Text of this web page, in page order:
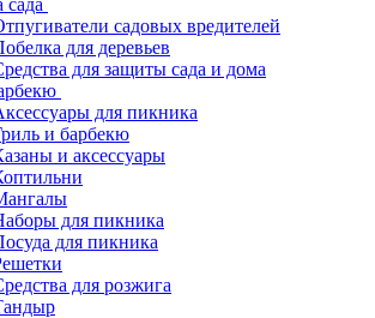
садовых вредителей
для деревьев
для защиты сада и дома
для пикника
и барбекю
и аксессуары
для пикника
для пикника
для розжига